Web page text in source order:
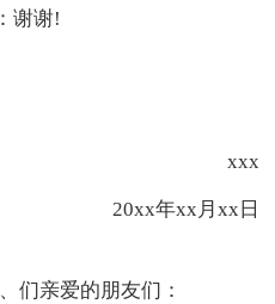
谢谢!
xxx
20xx年xx月xx日
们亲爱的朋友们：